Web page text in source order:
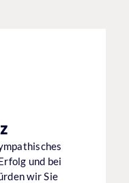
und bei
wir Sie